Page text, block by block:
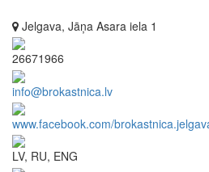
Jelgava, Jāņa Asara iela 1
26671966
info@brokastnica.lv
www.facebook.com/
LV, RU, ENG